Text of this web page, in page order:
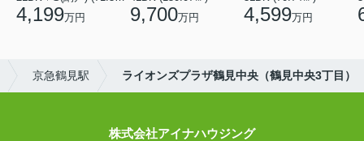
4,199万円 9,700万円 4,599万円
京急鶴見駅 ライオンズプラザ鶴見中央（鶴見中央3丁目）
株式会社アイナハウジング